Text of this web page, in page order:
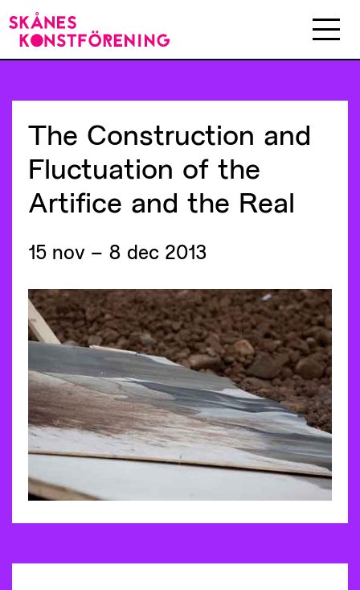
The Construction and
Fluctuation of the
Artifice and the Real
15 nov – 8 dec 2013